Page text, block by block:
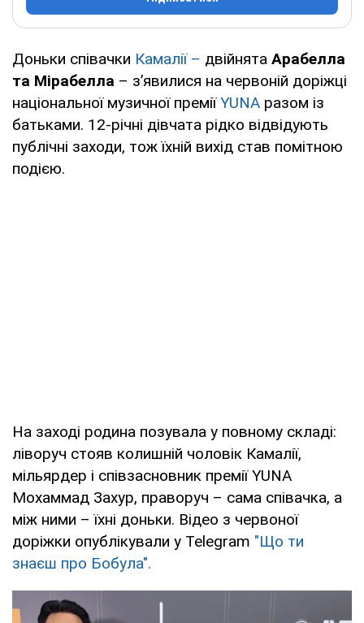
Доньки співачки Камалії – двійнята Арабелла
та Мірабелла – з’явилися на червоній доріжці
національної музичної преміїYUNA разом із
батьками. 12-річні дівчата рідко відвідують
публічні заходи, тож їхній вихід став помітною
подією.
На заході родина позувала у повному складі:
ліворуч стояв колишній чоловік Камалії,
мільярдер і співзасновник премії YUNA
Мохаммад Захур, праворуч – сама співачка, а
між ними – їхні доньки. Відео з червоної
доріжки опублікували у Telegram "Що ти
знаєш про Бобула".